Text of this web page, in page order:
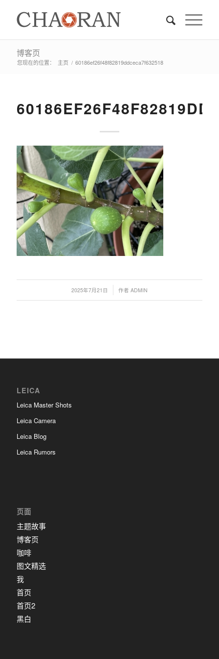
博客页
您现在的位置： 主页 / 60186ef26f48f82819ddceca7f632518
2025年7月21日
/ 作者 ADMIN
LEICA
Leica Master Shots
Leica Camera
Leica Blog
Leica Rumors
页面
主题故事
博客页
咖啡
图文精选
我
首页
首页2
黑白